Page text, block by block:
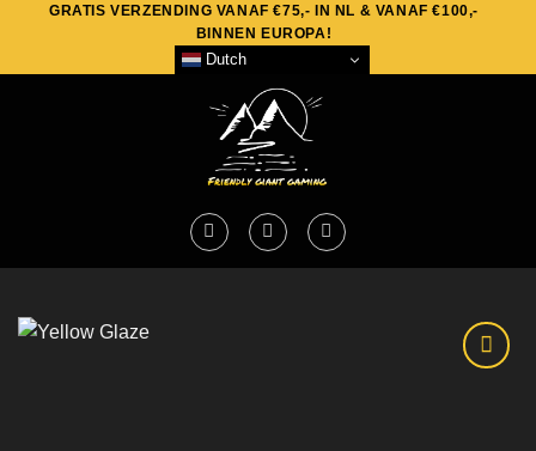
content
GRATIS VERZENDING VANAF €75,- IN NL & VANAF €100,-
BINNEN EUROPA!
Dutch